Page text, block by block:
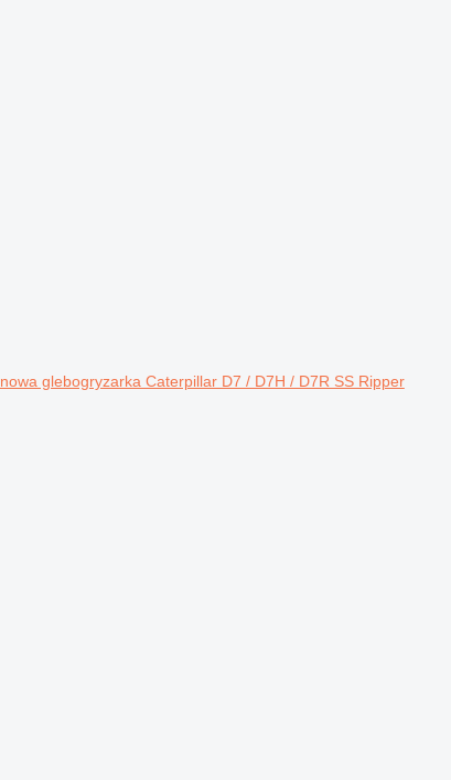
nowa glebogryzarka Caterpillar D7 / D7H / D7R SS Ripper